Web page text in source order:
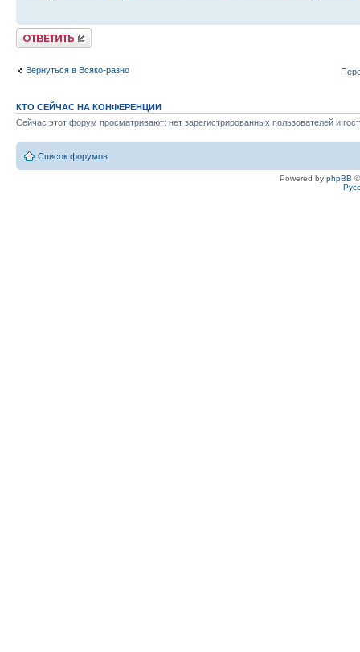
Ответить
Вернуться в Всяко-разно
КТО СЕЙЧАС НА КОНФЕРЕНЦИИ
Сейчас этот форум просматривают: нет зарегистрированных пользователей и
Список форумов
Powered by phpBB